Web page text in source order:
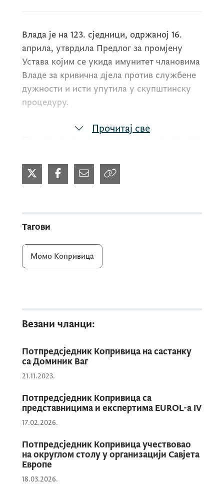
Влада је на 123. сједници, одржаној 16.
априла, утврдила Предлог за промјену
Устава којим се укида имунитет члановима
Владе за кривична дјела против службене
дужности и исти упутила у скупштинску
процедуру.
предсједника и чланова Владе за кривична
дјела против службене дужности, а која
Ово је снажно системско рјешење за
спремности Владе да се повинује
најстрожијим антикорупцијским
веома важна препорукаGRECOизV
евалуационе рунде која се тиче
интегритета лица на највишим функцијама
у извршној власти.
права, унапређење оквира за превенцију
корупције, усклађивање са највишим
међународним стандардима и убрзање ЕУ
интеграција јер је акциони план за
Прочитај све
Тагови
Момо Копривица
Везани чланци:
Потпредсједник Копривица на састанку
са Доминик Ваг
21.11.2023.
Потпредсједник Копривица са
представницима и експертима EUROL-а IV
17.02.2026.
Потпредсједник Копривица учествовао
на округлом столу у организацији Савјета
Европе
18.03.2026.